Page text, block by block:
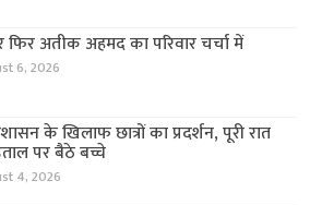
फिर अतीक अहमद का परिवार चर्चा में
6, 2026
के खिलाफ छात्रों का प्रदर्शन, पूरी रात
पर बैठे बच्चे
4, 2026